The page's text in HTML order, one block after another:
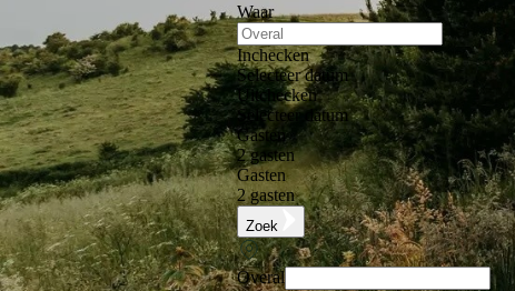
Waar
Inchecken
Selecteer datum
Uitchecken
Selecteer datum
Gasten
2 gasten
Gasten
2 gasten
Zoek
Overal